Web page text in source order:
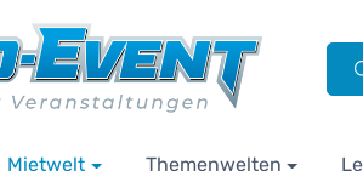
Mietwelt Themenwelten